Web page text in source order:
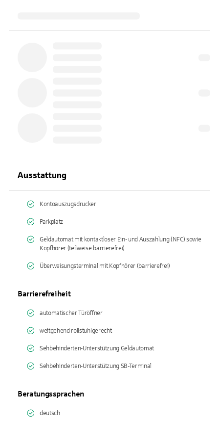
Ausstattung
Kontoauszugsdrucker
Parkplatz
Geldautomat mit kontaktloser Ein- und Auszahlung (NFC) sowie
Kopfhörer (teilweise barrierefrei)
Überweisungsterminal mit Kopfhörer (barrierefrei)
Barrierefreiheit
automatischer Türöffner
weitgehend rollstuhlgerecht
Sehbehinderten-Unterstützung Geldautomat
Sehbehinderten-Unterstützung SB-Terminal
Beratungssprachen
deutsch